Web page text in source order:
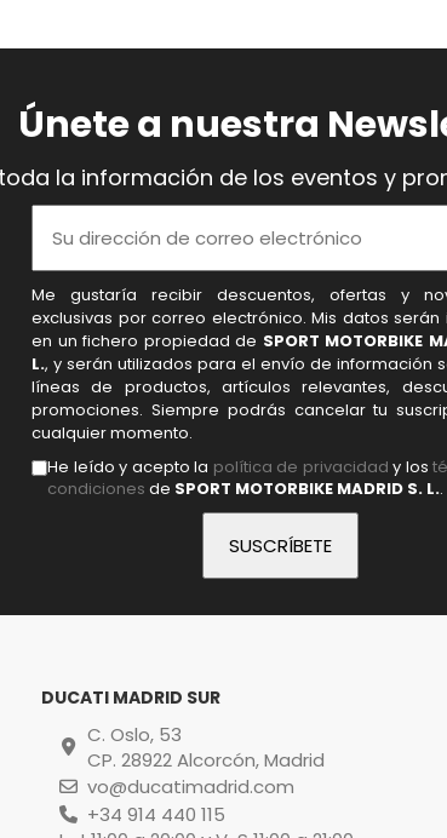
Únete a nuestra
la información de los eventos y
Me gustaría recibir descuentos, ofertas y
exclusivas por correo electrónico. Mis datos serán
en un fichero propiedad de SPORT MOTORBIKE
L., y serán utilizados para el envío de información
líneas de productos, artículos relevantes,
promociones. Siempre podrás cancelar tu
cualquier momento.
He leído y acepto la política de privacidad y los
condiciones de SPORT MOTORBIKE MADRID S. L..
DUCATI MADRID SUR
C. Oslo, 53
CP. 28922 Alcorcón, Madrid
vo@ducatimadrid.com
+34 914 440 115